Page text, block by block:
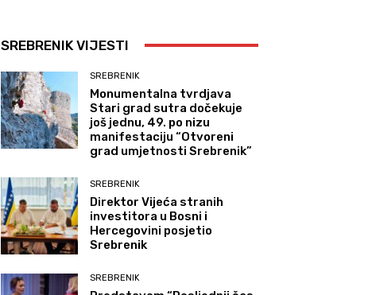
SREBRENIK VIJESTI
SREBRENIK
Monumentalna tvrdjava
Stari grad sutra dočekuje
još jednu, 49. po nizu
manifestaciju “Otvoreni
grad umjetnosti Srebrenik”
SREBRENIK
Direktor Vijeća stranih
investitora u Bosni i
Hercegovini posjetio
Srebrenik
SREBRENIK